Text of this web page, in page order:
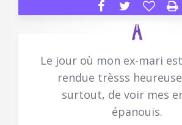
Le jour où mon ex-mari
rendue trèsss
surtout, de voir mes
épanouis.